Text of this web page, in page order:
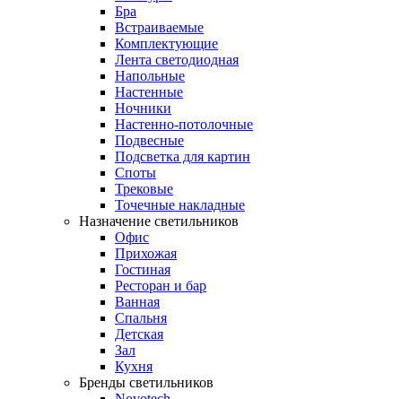
Бра
Встраиваемые
Комплектующие
Лента светодиодная
Напольные
Настенные
Ночники
Настенно-потолочные
Подвесные
Подсветка для картин
Споты
Трековые
Точечные накладные
Назначение светильников
Офис
Прихожая
Гостиная
Ресторан и бар
Ванная
Спальня
Детская
Зал
Кухня
Бренды светильников